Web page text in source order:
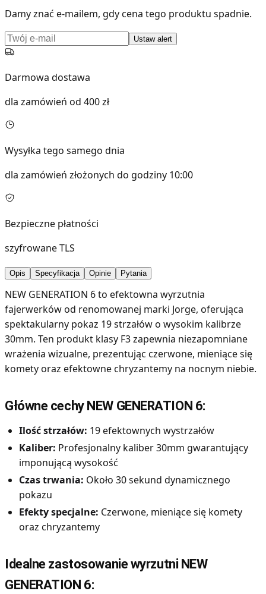
Damy znać e-mailem, gdy cena tego produktu spadnie.
Ustaw alert
Darmowa dostawa
dla zamówień od 400 zł
Wysyłka tego samego dnia
dla zamówień złożonych do godziny 10:00
Bezpieczne płatności
szyfrowane TLS
Opis Specyfikacja Opinie Pytania
NEW GENERATION 6 to efektowna wyrzutnia
fajerwerków od renomowanej marki Jorge, oferująca
spektakularny pokaz 19 strzałów o wysokim kalibrze
30mm. Ten produkt klasy F3 zapewnia niezapomniane
wrażenia wizualne, prezentując czerwone, mieniące się
komety oraz efektowne chryzantemy na nocnym niebie.
Główne cechy NEW GENERATION 6:
Ilość strzałów: 19 efektownych wystrzałów
Kaliber: Profesjonalny kaliber 30mm gwarantujący
imponującą wysokość
Czas trwania: Około 30 sekund dynamicznego
pokazu
Efekty specjalne: Czerwone, mieniące się komety
oraz chryzantemy
Idealne zastosowanie wyrzutni NEW
GENERATION 6: